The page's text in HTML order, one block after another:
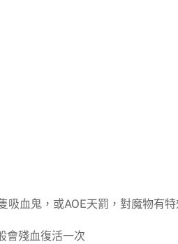
吸血鬼，或AOE天罰，對魔物有
會殘血復活一次